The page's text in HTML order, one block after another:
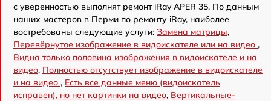
с уверенностью выполнят ремонт iRay APER 35. По данным
наших мастеров в Перми по ремонту iRay, наиболее
востребованы следующие услуги: Замена матрицы,
Перевёрнутое изображение в видоискателе или на видео ,
Видна только половина изображения в видоискателе и на
видео, Полностью отсутствует изображение в видоискателе
и на видео , Есть все данные меню (видоискатель
исправен), но нет картинки на видео, Вертикальные-